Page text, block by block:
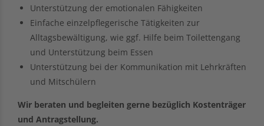
Unterstützung der emotionalen Fähigkeiten
Einfache einzelpflegerische Tätigkeiten zur
Alltagsbewältigung, wie ggf. Hilfe beim Toilettengang
und Unterstützung beim Essen
Unterstützung bei der Kommunikation mit Lehrkräften
und Mitschülern
Wir beraten und begleiten gerne bezüglich Kostenträger
und Antragstellung.